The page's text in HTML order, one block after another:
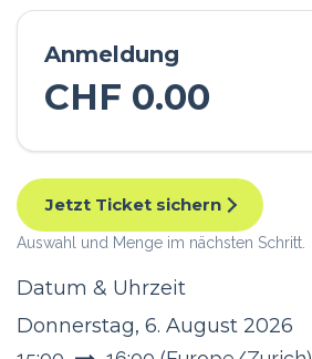
Anmeldung
CHF 0.00
Jetzt Ticket sichern
Auswahl und Menge im nächsten Schritt.
Datum & Uhrzeit
Donnerstag, 6. August 2026